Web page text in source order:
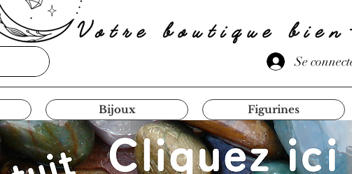
Se
Bijoux Figurines